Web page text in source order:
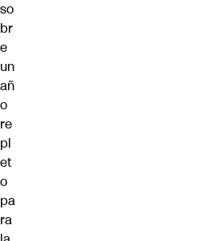
so
br
e
un
añ
o
re
pl
et
o
pa
ra